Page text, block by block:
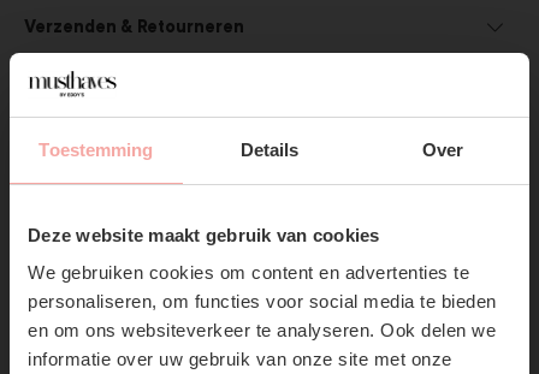
Toestemming Details Over
Deze website maakt gebruik van cookies
We gebruiken cookies om content en advertenties te
personaliseren, om functies voor social media te bieden
en om ons websiteverkeer te analyseren. Ook delen we
informatie over uw gebruik van onze site met onze
SUBSCRIBE NOW & GET
10% OFF YOUR FIRST
ORDER!
Don't miss out on our trendy new drops or exclusive
Verzenden & Retourneren
SHOP THE LOOK